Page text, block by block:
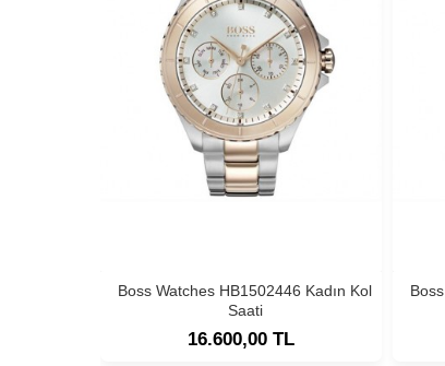
Boss Watches HB1502446 Kadın Kol
Saati
16.600,00 TL